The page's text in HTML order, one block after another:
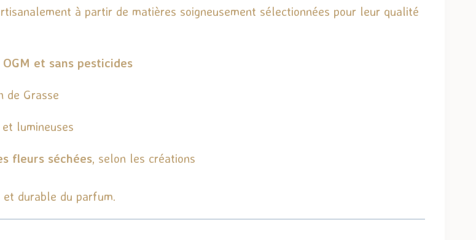
à partir de matières soigneusement sélectionnées pour leur qualité
OGM et sans pesticides
de Grasse
lumineuses
fleurs séchées, selon les créations
durable du parfum.